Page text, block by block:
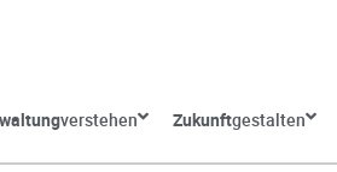
verstehen Zukunftgestalten